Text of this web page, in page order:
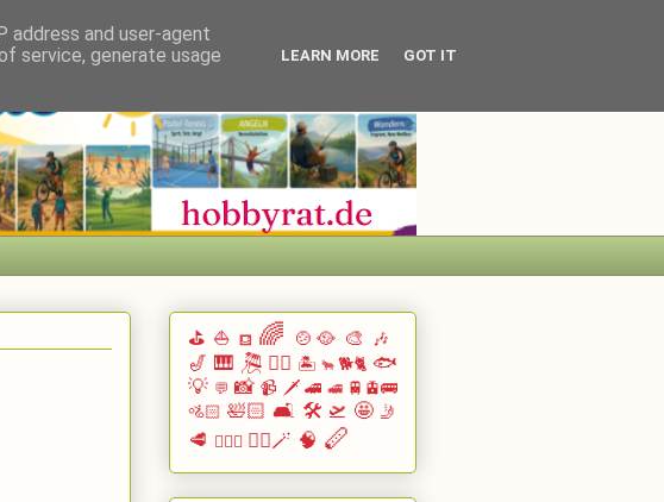
⛳ ⛵ ⛾ 🌈 🍲🥘 🎨 🎶
🎷 🎹 🎘 🏄🏽 🏝️ 🐂 🐕🐈 🐟
💡 💬 📸 📹 🗡️ 🚄 🚅 🚆🚊🚌
🚵🏻 🛀🏻 🛋️ 🛠️ 🛫 🤩 🤳
🥩 🧗🏻‍♀️ 🧙‍♂️🪄 🧠 🪈
address and user-agent
service, generate usage
LEARN MORE GOT IT